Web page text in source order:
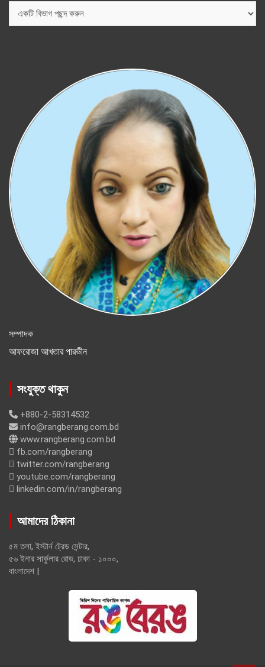
সম্পাদক
আফরোজা আখতার পারভীন
সংযুক্ত থাকুন
+880-2-58314532
info@rangberang.com.bd
www.rangberang.com.bd
fb.com/rangberang
twitter.com/rangberang
youtube.com/rangberang
linkedin.com/in/rangberang
আমাদের ঠিকানা
৫ম তলা, ইস্টার্ন ট্রেড সেন্টার,
৫৬ ইনার সার্কুলার রোড, ঢাকা - ১০০০,
বাংলাদেশ |